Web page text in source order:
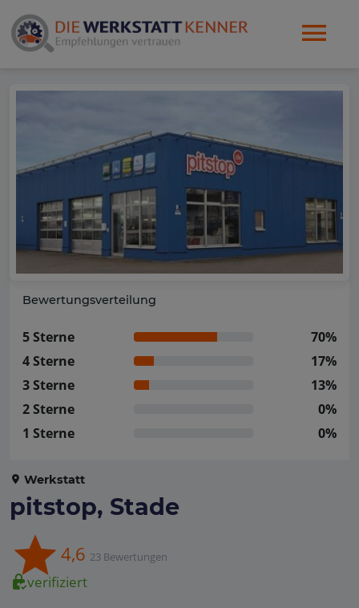
Bewertungsverteilung
5 Sterne
70%
4 Sterne
17%
3 Sterne
13%
2 Sterne
0%
1 Sterne
0%
Werkstatt
pitstop, Stade
4,6 23 Bewertungen
verifiziert